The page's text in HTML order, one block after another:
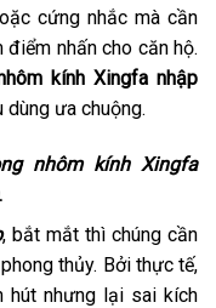
cứng nhắc mà cần
nhấn cho căn hộ.
kính Xingfa nhập
ưa chuộng.
nhôm kính Xingfa
.
, bắt mắt thì chúng cần
thủy. Bởi thực tế,
hút nhưng lại sai kích